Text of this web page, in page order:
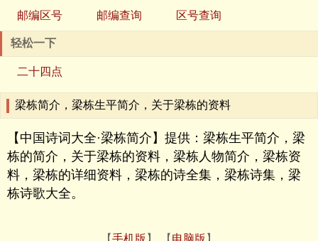
邮编区号
邮编查询 区号查询
轻松一下
二十四点
梁栋简介，梁栋生平简介，关于梁栋的资料
【中国诗词大全·梁栋简介】提供：梁栋生平简介，梁
栋的简介，关于梁栋的资料，梁栋人物简介，梁栋资
料，梁栋的详细资料，梁栋的诗全集，梁栋诗集，梁
栋诗歌大全。